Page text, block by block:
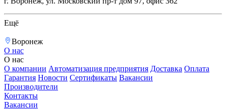
Ещё
Воронеж
О нас
О нас
О компании Автоматизация предприятия Доставка Оплата
Гарантия Новости Сертификаты Вакансии
Производители
Контакты
Вакансии